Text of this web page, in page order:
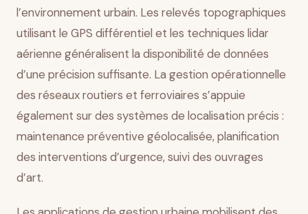
l’environnement urbain. Les relevés topographiques
utilisant le GPS différentiel et les techniques lidar
aérienne généralisent la disponibilité de données
d’une précision suffisante. La gestion opérationnelle
des réseaux routiers et ferroviaires s’appuie
également sur des systèmes de localisation précis :
maintenance préventive géolocalisée, planification
des interventions d’urgence, suivi des ouvrages
d’art.